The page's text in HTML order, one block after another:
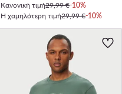
Κανονική τιμή29,99 €-10%
Η χαμηλότερη τιμή29,99 €-10%